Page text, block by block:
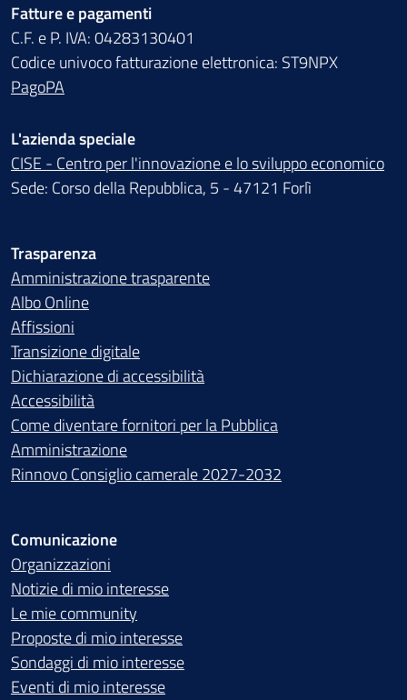
Fatture e pagamenti
C.F. e P. IVA: 04283130401
Codice univoco fatturazione elettronica: ST9NPX
PagoPA
L'azienda speciale
CISE - Centro per l'innovazione e lo sviluppo economico
Sede: Corso della Repubblica, 5 - 47121 Forlì
Trasparenza
Amministrazione trasparente
Albo Online
Affissioni
Transizione digitale
Dichiarazione di accessibilità
Accessibilità
Come diventare fornitori per la Pubblica
Amministrazione
Rinnovo Consiglio camerale 2027-2032
Comunicazione
Organizzazioni
Notizie di mio interesse
Le mie community
Proposte di mio interesse
Sondaggi di mio interesse
Eventi di mio interesse